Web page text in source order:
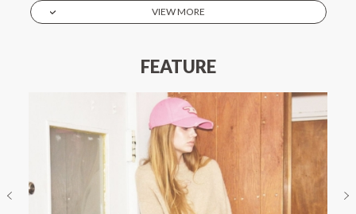
VIEW MORE
FEATURE